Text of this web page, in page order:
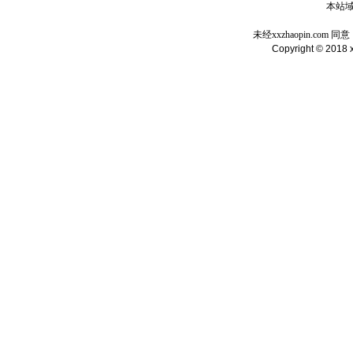
本站
未经xxzhaopin.com 同
Copyright © 2018